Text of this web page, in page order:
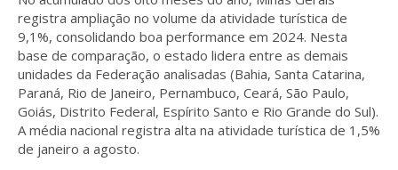
registra ampliação no volume da atividade turística de
9,1%, consolidando boa performance em 2024. Nesta
base de comparação, o estado lidera entre as demais
unidades da Federação analisadas (Bahia, Santa Catarina,
Paraná, Rio de Janeiro, Pernambuco, Ceará, São Paulo,
Goiás, Distrito Federal, Espírito Santo e Rio Grande do Sul).
A média nacional registra alta na atividade turística de 1,5%
de janeiro a agosto.